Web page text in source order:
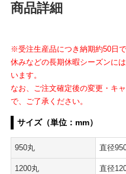
商品詳細
※受注生産品につき納期約50日
休みなどの長期休暇シーズンに
います。
なお、ご注文確定後の変更・キ
で、ご了承ください。
サイズ（単位：mm）
950丸 直径
1200丸 直径